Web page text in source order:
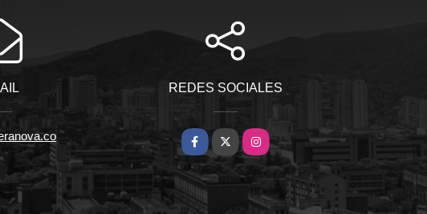
REDES SOCIALES
Facebook
X Instagram